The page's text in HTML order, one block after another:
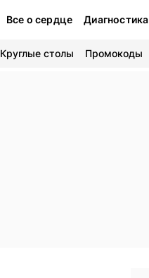
Все о сердце Диагностика
Круглые столы Промокоды